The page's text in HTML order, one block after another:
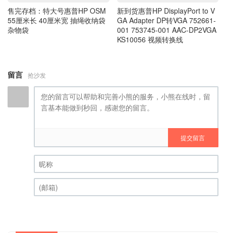
KS10056 视频转换线
(邮箱) (必填)